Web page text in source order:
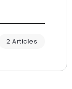
2 Articles